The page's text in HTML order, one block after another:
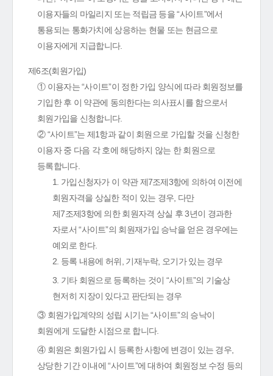
이용자들의 마일리지 또는 적립금 등을 “사이트”에서
통용되는 통화가치에 상응하는 현물 또는 현금으로
이용자에게 지급합니다.
제6조(회원가입)
① 이용자는 “사이트”이 정한 가입 양식에 따라 회원정보를
기입한 후 이 약관에 동의한다는 의사표시를 함으로서
회원가입을 신청합니다.
② “사이트”는 제1항과 같이 회원으로 가입할 것을 신청한
이용자 중 다음 각 호에 해당하지 않는 한 회원으로
등록합니다.
1. 가입신청자가 이 약관 제7조제3항에 의하여 이전에
회원자격을 상실한 적이 있는 경우, 다만
제7조제3항에 의한 회원자격 상실 후 3년이 경과한
자로서 “사이트”의 회원재가입 승낙을 얻은 경우에는
예외로 한다.
2. 등록 내용에 허위, 기재누락, 오기가 있는 경우
3. 기타 회원으로 등록하는 것이 “사이트”의 기술상
현저히 지장이 있다고 판단되는 경우
③ 회원가입계약의 성립 시기는 “사이트”의 승낙이
회원에게 도달한 시점으로 합니다.
④ 회원은 회원가입 시 등록한 사항에 변경이 있는 경우,
상당한 기간 이내에 “사이트”에 대하여 회원정보 수정 등의